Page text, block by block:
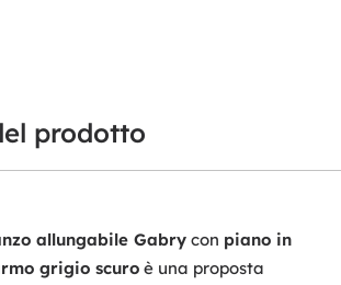
prodotto
allungabile Gabry con piano in
grigio scuro è una proposta